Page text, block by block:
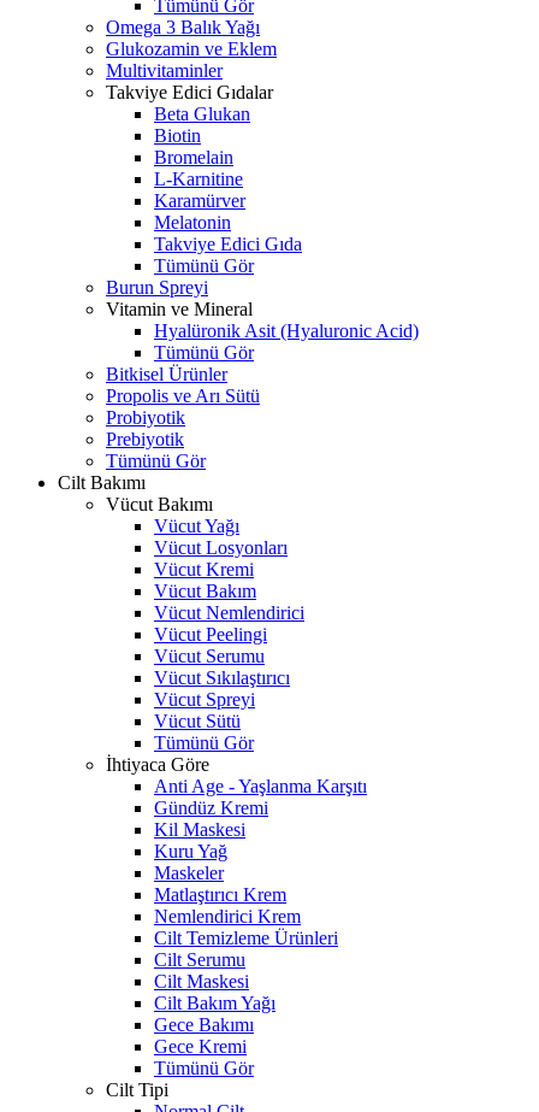
Tümünü Gör
Omega 3 Balık Yağı
Glukozamin ve Eklem
Multivitaminler
Takviye Edici Gıdalar
Beta Glukan
Biotin
Bromelain
L-Karnitine
Karamürver
Melatonin
Takviye Edici Gıda
Tümünü Gör
Burun Spreyi
Vitamin ve Mineral
Hyalüronik Asit (Hyaluronic Acid)
Tümünü Gör
Bitkisel Ürünler
Propolis ve Arı Sütü
Probiyotik
Prebiyotik
Tümünü Gör
Cilt Bakımı
Vücut Bakımı
Vücut Yağı
Vücut Losyonları
Vücut Kremi
Vücut Bakım
Vücut Nemlendirici
Vücut Peelingi
Vücut Serumu
Vücut Sıkılaştırıcı
Vücut Spreyi
Vücut Sütü
Tümünü Gör
İhtiyaca Göre
Anti Age - Yaşlanma Karşıtı
Gündüz Kremi
Kil Maskesi
Kuru Yağ
Maskeler
Matlaştırıcı Krem
Nemlendirici Krem
Cilt Temizleme Ürünleri
Cilt Serumu
Cilt Maskesi
Cilt Bakım Yağı
Gece Bakımı
Gece Kremi
Tümünü Gör
Cilt Tipi